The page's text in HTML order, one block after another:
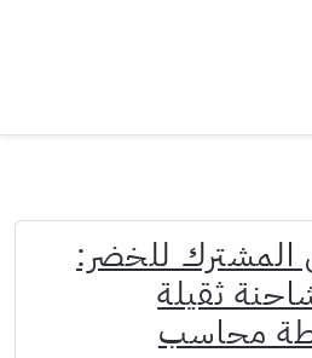
المشترك للخضر:
ثقيلة
محاسب